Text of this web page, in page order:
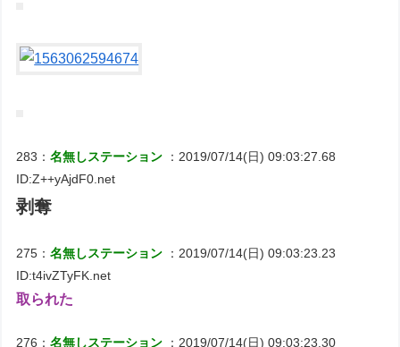
283：名無しステーション
：2019/07/14(日) 09:03:27.68
ID:Z++yAjdF0.net
剥奪
275：名無しステーション
：2019/07/14(日) 09:03:23.23
ID:t4ivZTyFK.net
取られた
276：名無しステーション
：2019/07/14(日) 09:03:23.30